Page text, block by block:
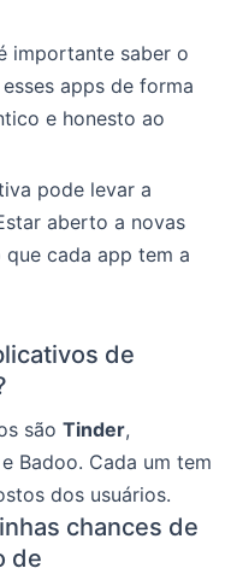
importante saber o
apps de forma
e honesto ao
pode levar a
aberto a novas
cada app tem a
de
são Tinder,
Badoo. Cada um tem
dos usuários.
chances de
de